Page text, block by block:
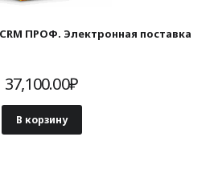
ПРОФ. Электронная поставка
37,100.00₽
В корзину